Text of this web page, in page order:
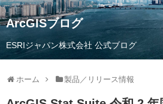
ArcGISブログ
ESRIジャパン株式会社 公式ブログ
ホーム 製品／リリース情報